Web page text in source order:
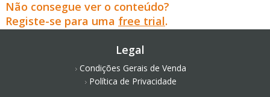
Não consegue ver o conteúdo?
Registe-se para uma free trial.
Legal
Condições Gerais de Venda
Política de Privacidade